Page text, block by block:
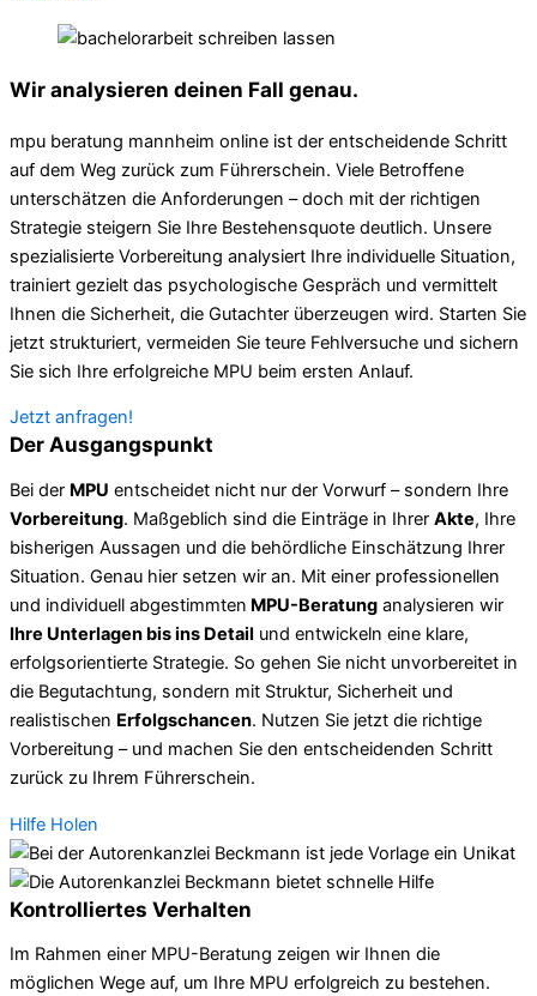
Wir analysieren deinen Fall genau.
mpu beratung mannheim online ist der entscheidende Schritt
auf dem Weg zurück zum Führerschein. Viele Betroffene
unterschätzen die Anforderungen – doch mit der richtigen
Strategie steigern Sie Ihre Bestehensquote deutlich. Unsere
spezialisierte Vorbereitung analysiert Ihre individuelle Situation,
trainiert gezielt das psychologische Gespräch und vermittelt
Ihnen die Sicherheit, die Gutachter überzeugen wird. Starten Sie
jetzt strukturiert, vermeiden Sie teure Fehlversuche und sichern
Sie sich Ihre erfolgreiche MPU beim ersten Anlauf.
Jetzt anfragen!
Der Ausgangspunkt
Bei der MPU entscheidet nicht nur der Vorwurf – sondern Ihre
Vorbereitung. Maßgeblich sind die Einträge in Ihrer Akte, Ihre
bisherigen Aussagen und die behördliche Einschätzung Ihrer
Situation. Genau hier setzen wir an. Mit einer professionellen
und individuell abgestimmten MPU-Beratung analysieren wir
Ihre Unterlagen bis ins Detail und entwickeln eine klare,
erfolgsorientierte Strategie. So gehen Sie nicht unvorbereitet in
die Begutachtung, sondern mit Struktur, Sicherheit und
realistischen Erfolgschancen. Nutzen Sie jetzt die richtige
Vorbereitung – und machen Sie den entscheidenden Schritt
zurück zu Ihrem Führerschein.
Hilfe Holen
Kontrolliertes Verhalten
Im Rahmen einer MPU-Beratung zeigen wir Ihnen die
möglichen Wege auf, um Ihre MPU erfolgreich zu bestehen.